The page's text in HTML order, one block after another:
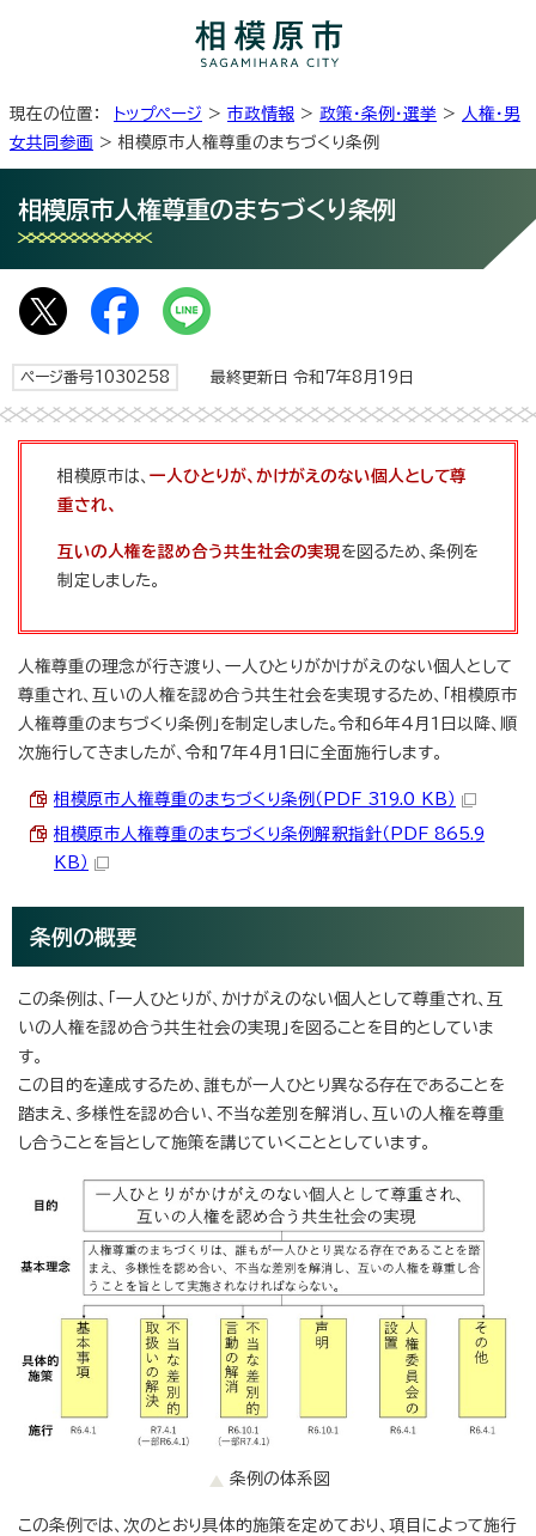
現在の位置： トップページ > 市政情報 > 政策・条例・選挙 > 人権・男
女共同参画 > 相模原市人権尊重のまちづくり条例
相模原市人権尊重のまちづくり条例
ページ番号1030258 最終更新日 令和7年8月19日
相模原市は、 一人ひとりが、かけがえのない個人として尊
重され、
互いの人権を認め合う共生社会の実現を図るため、条例を
制定しました。
人権尊重の理念が行き渡り、一人ひとりがかけがえのない個人として
尊重され、互いの人権を認め合う共生社会を実現するため、「相模原市
人権尊重のまちづくり条例」を制定しました。令和6年4月1日以降、順
次施行してきましたが、令和7年4月1日に全面施行します。
相模原市人権尊重のまちづくり条例（PDF 319.0 KB）
相模原市人権尊重のまちづくり条例解釈指針（PDF 865.9
KB）
条例の概要
この条例は、「一人ひとりが、かけがえのない個人として尊重され、互
いの人権を認め合う共生社会の実現」を図ることを目的としていま
す。
この目的を達成するため、誰もが一人ひとり異なる存在であることを
踏まえ、多様性を認め合い、不当な差別を解消し、互いの人権を尊重
し合うことを旨として施策を講じていくこととしています。
条例の体系図
この条例では、次のとおり具体的施策を定めており、項目によって施行